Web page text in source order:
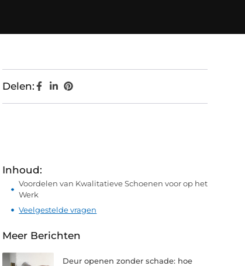
Delen:
Inhoud:
Voordelen van Kwalitatieve Schoenen voor op het
Werk
Veelgestelde vragen
Meer Berichten
Deur openen zonder schade: hoe